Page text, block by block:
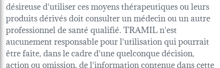
désireuse d'utiliser ces moyens thérapeutiques ou leurs
produits dérivés doit consulter un médecin ou un autre
professionnel de santé qualifié. TRAMIL n'est
aucunement responsable pour l'utilisation qui pourrait
être faite, dans le cadre d'une quelconque décision,
action ou omission, de l'information contenue dans cette